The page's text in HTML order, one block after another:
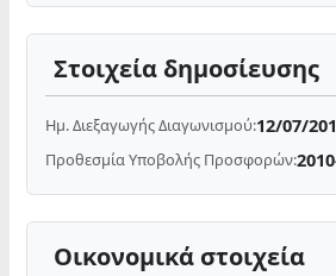
Στοιχεία δημοσίευσης
Ημ. Διεξαγωγής Διαγωνισμού:12/07/
Προθεσμία Υποβολής Προσφορών:
Οικονομικά στοιχεία